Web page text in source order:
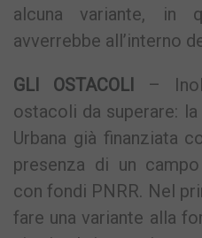
alcuna variante, in
avverrebbe all’interno
GLI OSTACOLI
–
ostacoli da superare:
Urbana già finanziata
presenza di un
con fondi PNRR. Nel
fare una variante alla